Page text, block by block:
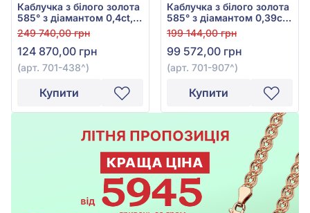
Каблучка з білого золота
585° з діамантом 0,4ct,
арт. 701-438
249 740,00 грн
124 870,00 грн
(арт. 701-438^)
Купити
Каблучка з білого золота
585° з діамантом 0,39ct,
арт. 701-907
199 144,00 грн
99 572,00 грн
(арт. 701-907^)
Купити